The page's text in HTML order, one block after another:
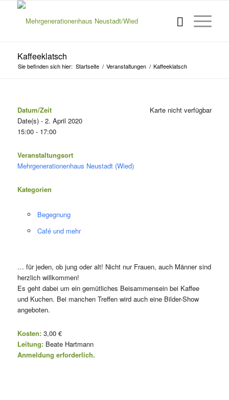
Kaffeeklatsch
Sie befinden sich hier: Startseite / Veranstaltungen / Kaffeeklatsch
Karte nicht verfügbar
Datum/Zeit
Date(s) - 2. April 2020
15:00 - 17:00
Veranstaltungsort
Mehrgenerationenhaus Neustadt (Wied)
Kategorien
Begegnung
Café und mehr
… für jeden, ob jung oder alt! Nicht nur Frauen, auch Männer sind
herzlich willkommen!
Es geht dabei um ein gemütliches Beisammensein bei Kaffee
und Kuchen. Bei manchen Treffen wird auch eine Bilder-Show
angeboten.
Kosten: 3,00 €
Leitung: Beate Hartmann
Anmeldung erforderlich.